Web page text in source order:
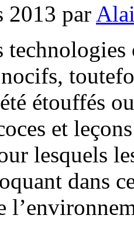
2013 par
étouffés
et
lesquels
dans